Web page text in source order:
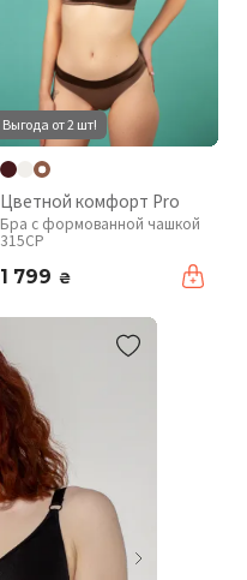
Выгода от 2 шт!
Цветной комфорт Pro
Бра с формованной чашкой
315CP
1 799 ₴